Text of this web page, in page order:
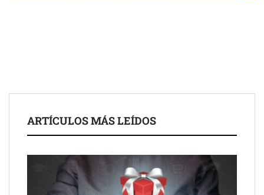
ARTÍCULOS MÁS LEÍDOS